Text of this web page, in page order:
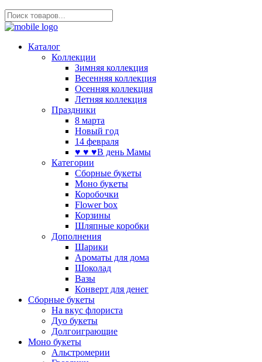
Каталог
Коллекции
Зимняя коллекция
Весенняя коллекция
Осенняя коллекция
Летняя коллекция
Праздники
8 марта
Новый год
14 февраля
♥ ♥ ♥В день Мамы
Категории
Сборные букеты
Моно букеты
Коробочки
Flower box
Корзины
Шляпные коробки
Дополнения
Шарики
Ароматы для дома
Шоколад
Вазы
Конверт для денег
Сборные букеты
На вкус флориста
Дуо букеты
Долгоиграющие
Моно букеты
Альстромерии